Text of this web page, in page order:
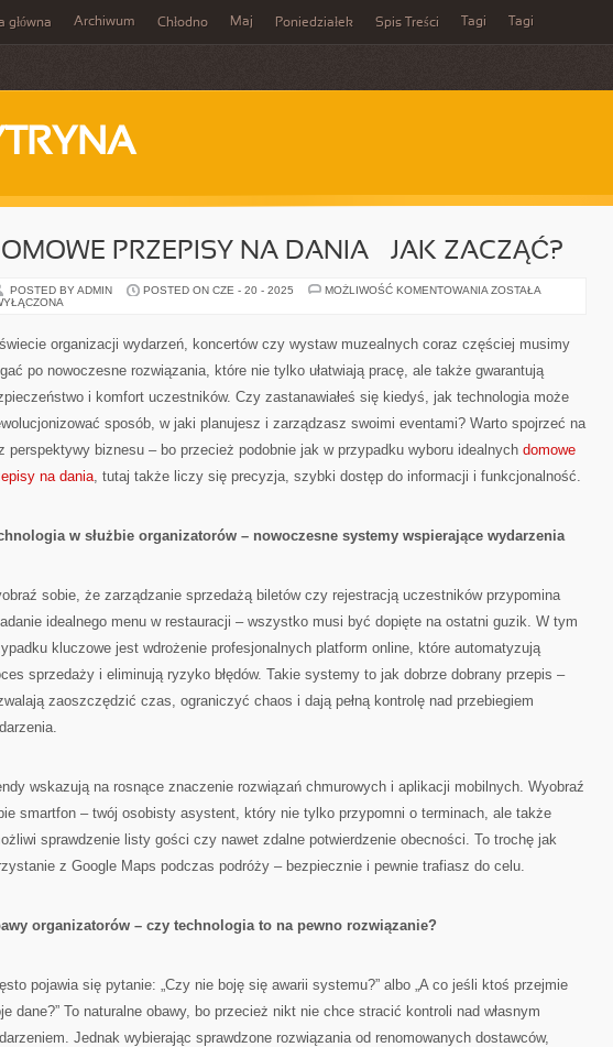
główna Archiwum Chłodno Maj Poniedziałek Spis Treści Tagi Tagi
PRZEPISY NA DANIA – JAK ZACZĄĆ?
POSTED BY ADMIN POSTED ON CZE - 20 - 2025 MOŻLIWOŚĆ KOMENTOWANIA DOMOWE
–
JAK
ZOSTAŁA
organizacji wydarzeń, koncertów czy wystaw muzealnych coraz częściej musimy
po nowoczesne rozwiązania, które nie tylko ułatwiają pracę, ale także gwarantują
i komfort uczestników. Czy zastanawiałeś się kiedyś, jak technologia może
sposób, w jaki planujesz i zarządzasz swoimi eventami? Warto spojrzeć na
perspektywy biznesu – bo przecież podobnie jak w przypadku wyboru idealnych domowe
na dania, tutaj także liczy się precyzja, szybki dostęp do informacji i funkcjonalność.
w służbie organizatorów – nowoczesne systemy wspierające wydarzenia
sobie, że zarządzanie sprzedażą biletów czy rejestracją uczestników przypomina
idealnego menu w restauracji – wszystko musi być dopięte na ostatni guzik. W tym
kluczowe jest wdrożenie profesjonalnych platform online, które automatyzują
sprzedaży i eliminują ryzyko błędów. Takie systemy to jak dobrze dobrany przepis –
zaoszczędzić czas, ograniczyć chaos i dają pełną kontrolę nad przebiegiem
wskazują na rosnące znaczenie rozwiązań chmurowych i aplikacji mobilnych. Wyobraź
smartfon – twój osobisty asystent, który nie tylko przypomni o terminach, ale także
sprawdzenie listy gości czy nawet zdalne potwierdzenie obecności. To trochę jak
z Google Maps podczas podróży – bezpiecznie i pewnie trafiasz do celu.
organizatorów – czy technologia to na pewno rozwiązanie?
pojawia się pytanie: „Czy nie boję się awarii systemu?” albo „A co jeśli ktoś przejmie
dane?” To naturalne obawy, bo przecież nikt nie chce stracić kontroli nad własnym
Jednak wybierając sprawdzone rozwiązania od renomowanych dostawców,